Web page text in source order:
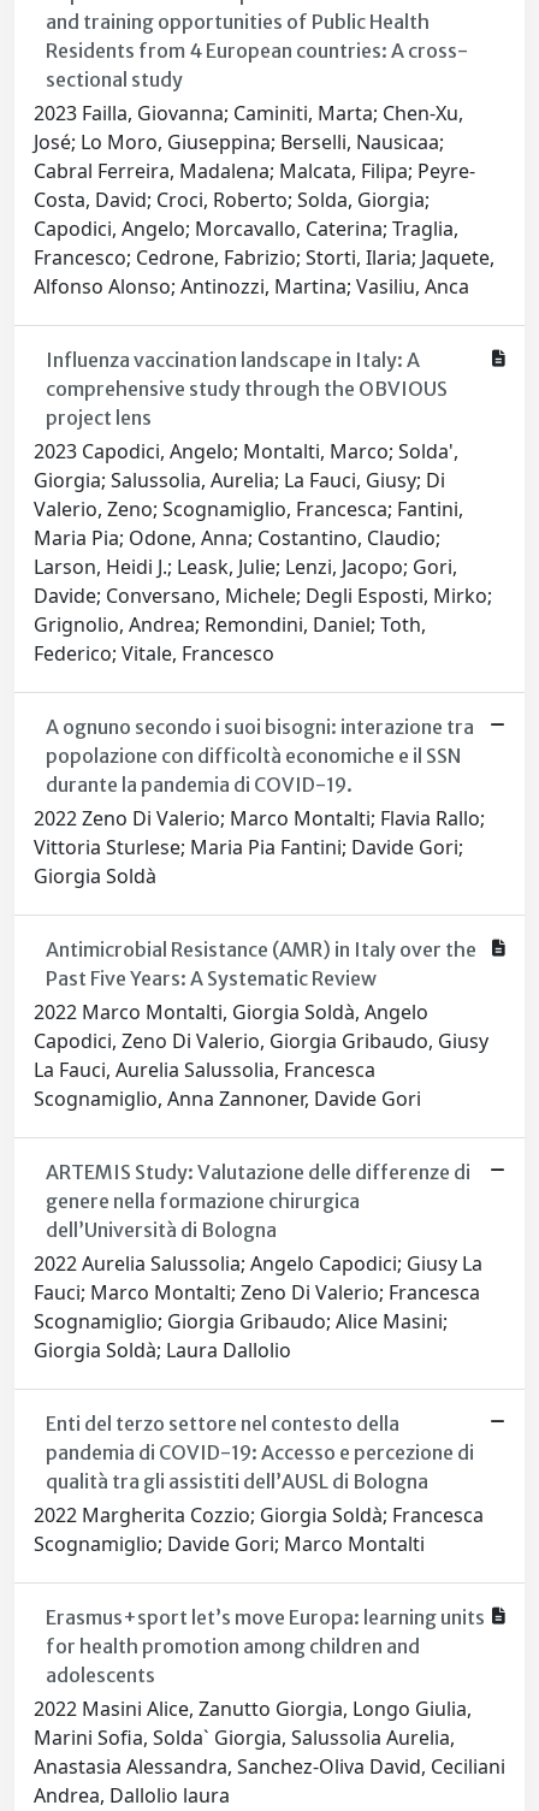
and training opportunities of Public Health
Residents from 4 European countries: A cross-
sectional study
2023 Failla, Giovanna; Caminiti, Marta; Chen-Xu,
José; Lo Moro, Giuseppina; Berselli, Nausicaa;
Cabral Ferreira, Madalena; Malcata, Filipa; Peyre-
Costa, David; Croci, Roberto; Solda, Giorgia;
Capodici, Angelo; Morcavallo, Caterina; Traglia,
Francesco; Cedrone, Fabrizio; Storti, Ilaria; Jaquete,
Alfonso Alonso; Antinozzi, Martina; Vasiliu, Anca
Influenza vaccination landscape in Italy: A
comprehensive study through the OBVIOUS
project lens
2023 Capodici, Angelo; Montalti, Marco; Solda',
Giorgia; Salussolia, Aurelia; La Fauci, Giusy; Di
Valerio, Zeno; Scognamiglio, Francesca; Fantini,
Maria Pia; Odone, Anna; Costantino, Claudio;
Larson, Heidi J.; Leask, Julie; Lenzi, Jacopo; Gori,
Davide; Conversano, Michele; Degli Esposti, Mirko;
Grignolio, Andrea; Remondini, Daniel; Toth,
Federico; Vitale, Francesco
A ognuno secondo i suoi bisogni: interazione tra
popolazione con difficoltà economiche e il SSN
durante la pandemia di COVID-19.
2022 Zeno Di Valerio; Marco Montalti; Flavia Rallo;
Vittoria Sturlese; Maria Pia Fantini; Davide Gori;
Giorgia Soldà
Antimicrobial Resistance (AMR) in Italy over the
Past Five Years: A Systematic Review
2022 Marco Montalti, Giorgia Soldà, Angelo
Capodici, Zeno Di Valerio, Giorgia Gribaudo, Giusy
La Fauci, Aurelia Salussolia, Francesca
Scognamiglio, Anna Zannoner, Davide Gori
ARTEMIS Study: Valutazione delle differenze di
genere nella formazione chirurgica
dell’Università di Bologna
2022 Aurelia Salussolia; Angelo Capodici; Giusy La
Fauci; Marco Montalti; Zeno Di Valerio; Francesca
Scognamiglio; Giorgia Gribaudo; Alice Masini;
Giorgia Soldà; Laura Dallolio
Enti del terzo settore nel contesto della
pandemia di COVID-19: Accesso e percezione di
qualità tra gli assistiti dell’AUSL di Bologna
2022 Margherita Cozzio; Giorgia Soldà; Francesca
Scognamiglio; Davide Gori; Marco Montalti
Erasmus+sport let’s move Europa: learning units
for health promotion among children and
adolescents
2022 Masini Alice, Zanutto Giorgia, Longo Giulia,
Marini Sofia, Solda` Giorgia, Salussolia Aurelia,
Anastasia Alessandra, Sanchez-Oliva David, Ceciliani
Andrea, Dallolio laura